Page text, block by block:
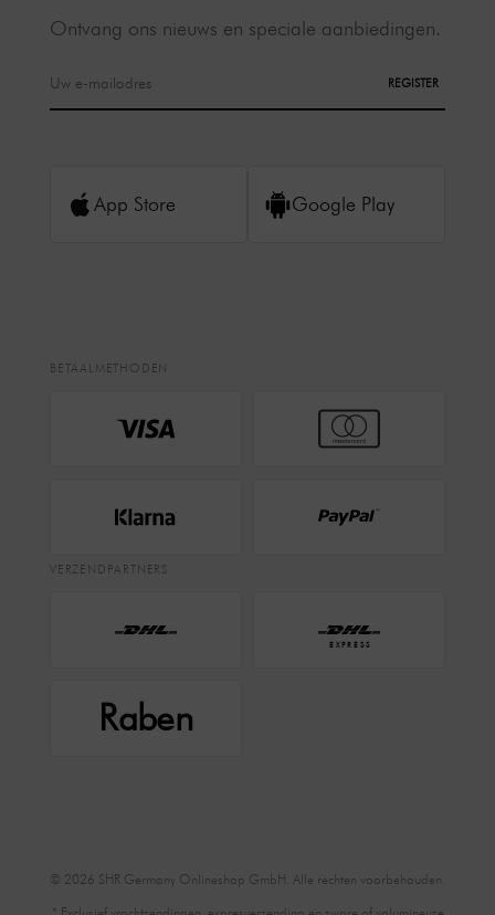
Ontvang ons nieuws en speciale aanbiedingen.
REGISTER
App Store Google Play
BETAALMETHODEN
VERZENDPARTNERS
EXPRESS
Raben
© 2026 SHR Germany Onlineshop GmbH. Alle rechten voorbehouden.